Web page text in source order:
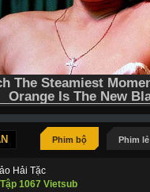
Phim bộ Phim lẻ
Hải Tặc
Tập 1067 Vietsub